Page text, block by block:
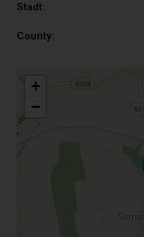
Stadt:
County:
+
−